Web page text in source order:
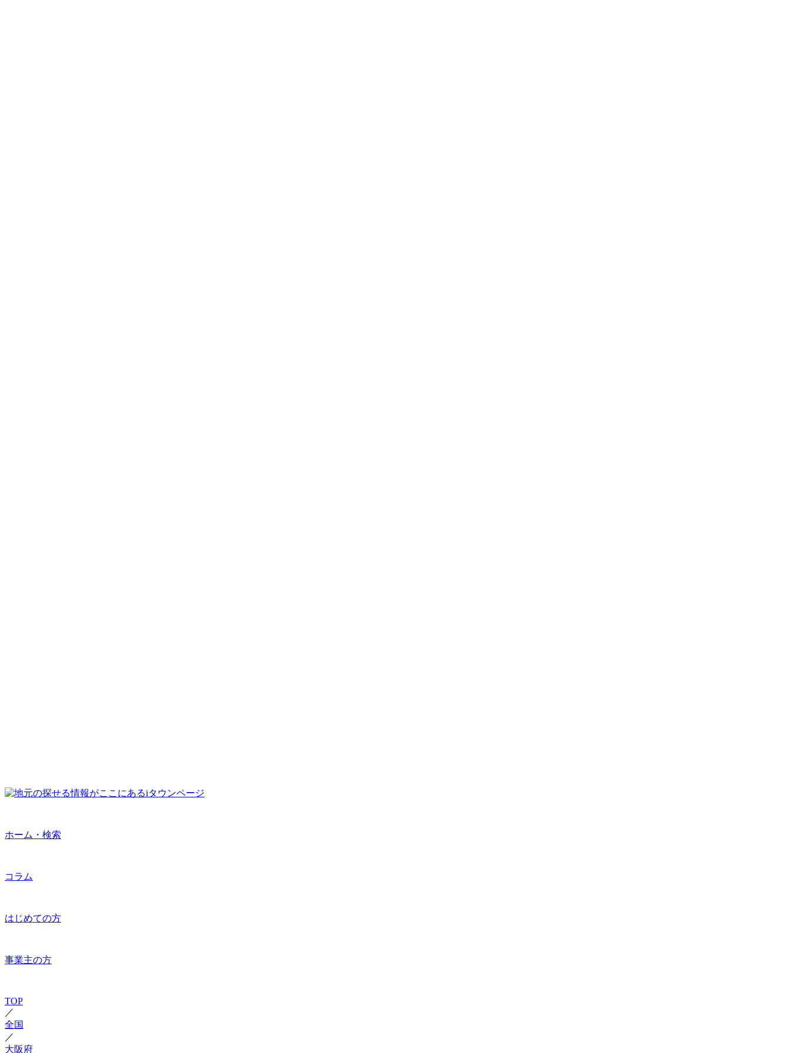
ホーム・検索
コラム
はじめての方
事業主の方
TOP
／
全国
／
大阪府